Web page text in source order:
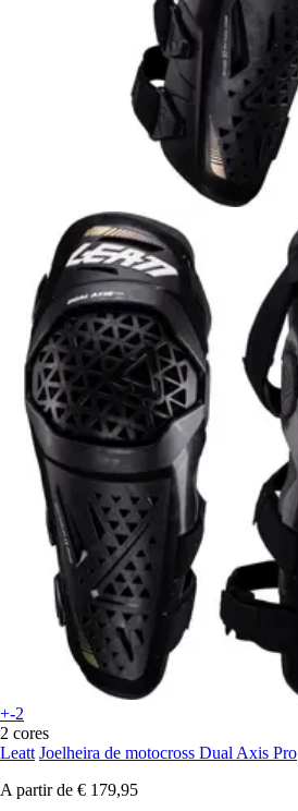
+-2
2 cores
Leatt Joelheira de motocross Dual Axis Pro
A partir de € 179,95